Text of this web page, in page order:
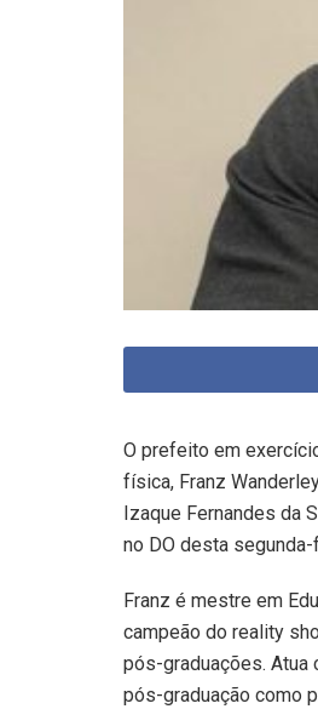
O prefeito em
física, Franz
Izaque Fernandes da
no DO desta segunda-
Franz é mestre em
campeão do reality
pós-graduações. Atua
pós-graduação como